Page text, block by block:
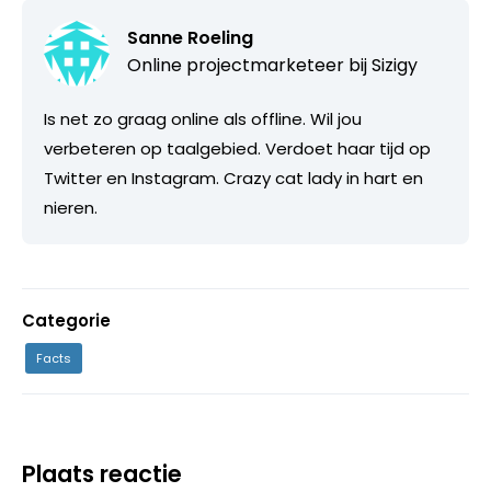
Sanne Roeling
Online projectmarketeer bijSizigy
Is net zo graag online als offline. Wil jou
verbeteren op taalgebied. Verdoet haar tijd op
Twitter en Instagram. Crazy cat lady in hart en
nieren.
Categorie
Facts
Plaats reactie